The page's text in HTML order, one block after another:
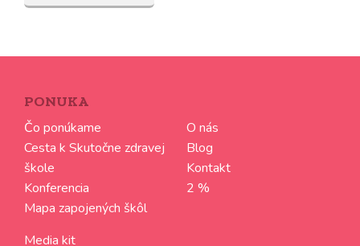
PONUKA
Čo ponúkame
Cesta k Skutočne zdravej
škole
Konferencia
Mapa zapojených škôl
O nás
Blog
Kontakt
2 %
Media kit